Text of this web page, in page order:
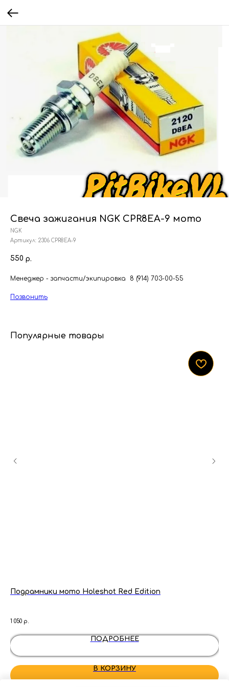
Свеча зажигания NGK CPR8EA-9 мото
NGK
Артикул: 2306 CPR8EA-9
550 р.
Менеджер - запчасти/экипировка 8 (914) 703-00-55
Позвонить
Популярные товары
Подрамники мото Holeshot Red Edition
1 050 р.
ПОДРОБНЕЕ
В КОРЗИНУ